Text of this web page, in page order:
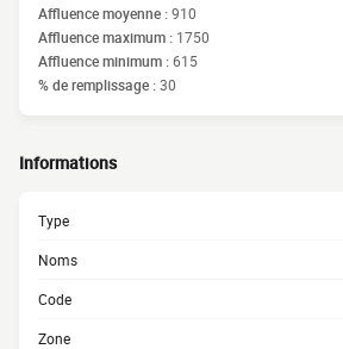
Affluence moyenne :910
Affluence maximum : 1750
Affluence minimum :615
% de remplissage :30
Informations
Type
Noms
Code
Zone